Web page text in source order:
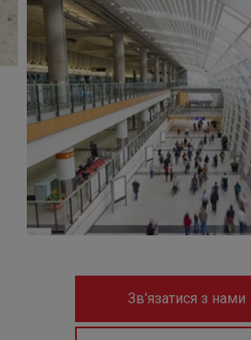
Зв'язатися з нами